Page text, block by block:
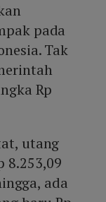
pada
Tak
Rp
utang
8.253,09
ada